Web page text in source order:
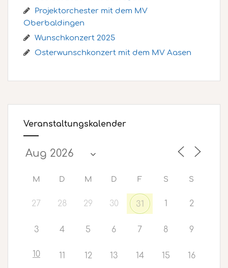
Projektorchester mit dem MV
Oberbaldingen
Wunschkonzert 2025
Osterwunschkonzert mit dem MV Aasen
Veranstaltungskalender
M D M D F S S
27 28 29 30 31 1 2
3 4 5 6 7 8 9
10 11 12 13 14 15 16